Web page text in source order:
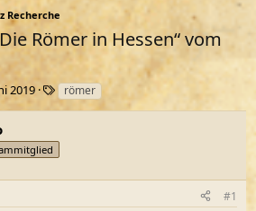
Recherche
Römer in Hessen“ vom
2019
S
c
l
a
w
römer
#1